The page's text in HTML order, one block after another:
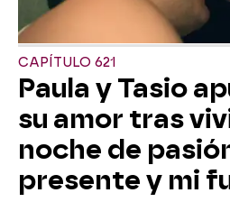
CAPÍTULO 621
Paula y Tasio
su amor tras
noche de
presente y mi